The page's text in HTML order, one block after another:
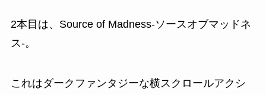
2本目は、 Source of Madness-ソースオブマッドネ
ス-。
これはダークファンタジーな横スクロールアクシ